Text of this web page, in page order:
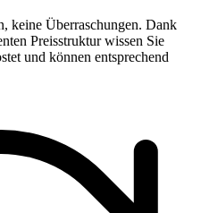
keine Überraschungen. Dank
Preisstruktur wissen Sie
und können entsprechend